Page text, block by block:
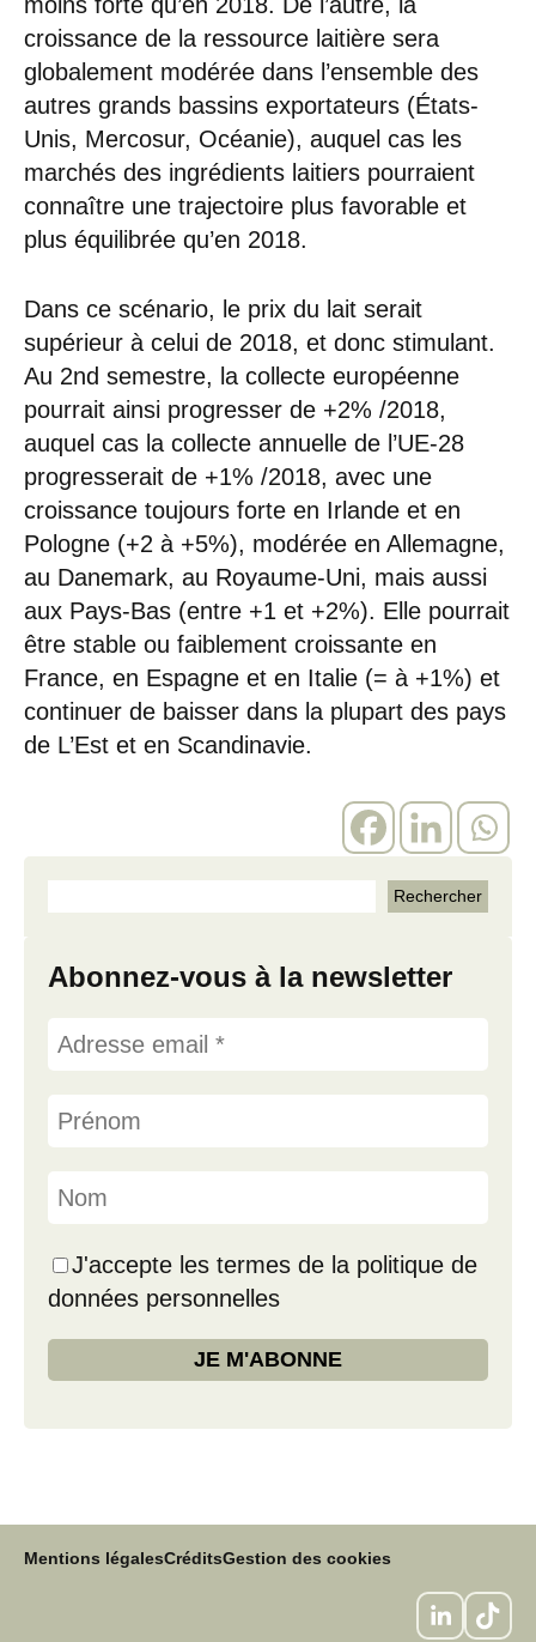
croissance de la ressource laitière sera
globalement modérée dans l’ensemble des
autres grands bassins exportateurs (États-
Unis, Mercosur, Océanie), auquel cas les
marchés des ingrédients laitiers pourraient
connaître une trajectoire plus favorable et
plus équilibrée qu’en 2018.
Dans ce scénario, le prix du lait serait
supérieur à celui de 2018, et donc stimulant.
Au 2nd semestre, la collecte européenne
pourrait ainsi progresser de +2% /2018,
auquel cas la collecte annuelle de l’UE-28
progresserait de +1% /2018, avec une
croissance toujours forte en Irlande et en
Pologne (+2 à +5%), modérée en Allemagne,
au Danemark, au Royaume-Uni, mais aussi
aux Pays-Bas (entre +1 et +2%). Elle pourrait
être stable ou faiblement croissante en
France, en Espagne et en Italie (= à +1%) et
continuer de baisser dans la plupart des pays
de L’Est et en Scandinavie.
Abonnez-vous à la newsletter
J'accepte les termes de la politique de
données personnelles
Mentions légalesCréditsGestion des cookies